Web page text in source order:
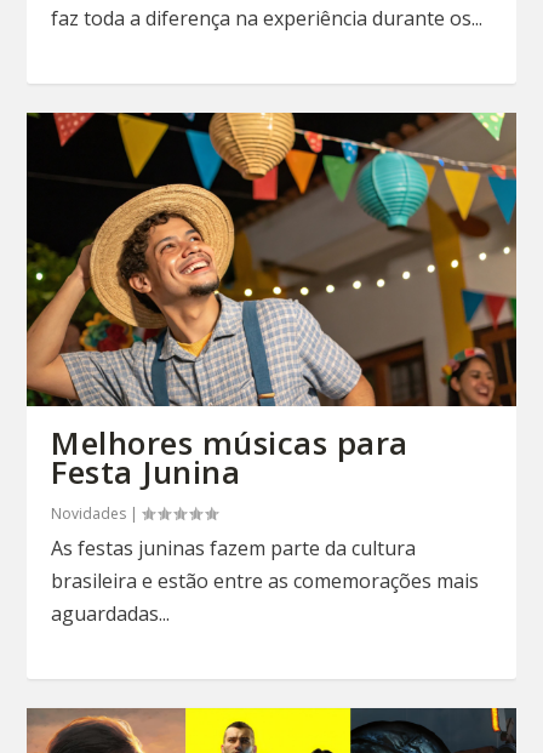
faz toda a diferença na experiência durante os...
Melhores músicas para
Festa Junina
Novidades |
As festas juninas fazem parte da cultura
brasileira e estão entre as comemorações mais
aguardadas...